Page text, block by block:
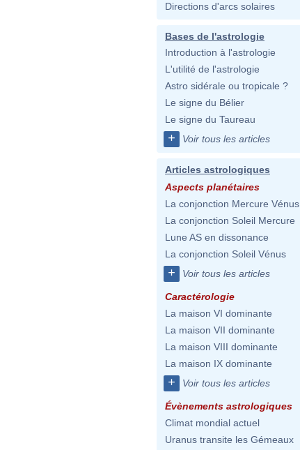
Directions d'arcs solaires
Bases de l'astrologie
Introduction à l'astrologie
L'utilité de l'astrologie
Astro sidérale ou tropicale ?
Le signe du Bélier
Le signe du Taureau
+ Voir tous les articles
Articles astrologiques
Aspects planétaires
La conjonction Mercure Vénus
La conjonction Soleil Mercure
Lune AS en dissonance
La conjonction Soleil Vénus
+ Voir tous les articles
Caractérologie
La maison VI dominante
La maison VII dominante
La maison VIII dominante
La maison IX dominante
+ Voir tous les articles
Évènements astrologiques
Climat mondial actuel
Uranus transite les Gémeaux